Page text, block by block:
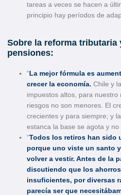
tareas a veces se hacen a
principio hay períodos de
Sobre la reforma tributaria
pensiones:
“La mejor fórmula es
crecer la economía. Chile y
impuestos altos, para
riesgos no son menores. El
crecientes y para siempre; y
estanca la base se agota y no
“Todos los retiros han sido
porque uno viste un santo
volver a vestir. Antes de la
discutiendo que los
insuficientes, por diversas
parecía ser que